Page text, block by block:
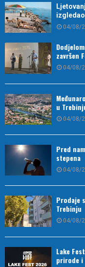
04/08/
završen
04/08/
u
04/08/
Pred
stepena
04/08/
Prodaje
Trebinju
04/08/
Lake
prirode i